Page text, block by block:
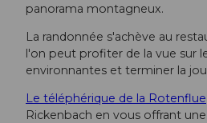
panorama montagneux.
La randonnée s'achève au
l'on peut profiter de la vue sur
environnantes et terminer la
Le téléphérique de la Rotenflue
Rickenbach en vous offrant